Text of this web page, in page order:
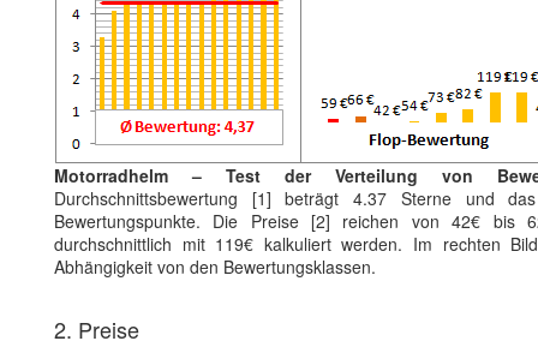
Motorradhelm – Test der Verteilung von
Durchschnittsbewertung [1] beträgt 4.37 Sterne und
Bewertungspunkte. Die Preise [2] reichen von 42€ bis
durchschnittlich mit 119€ kalkuliert werden. Im rechten
Abhängigkeit von den Bewertungsklassen.
2. Preise